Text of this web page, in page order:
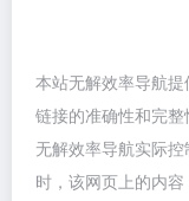
本站无解效率导航
链接的准确性和完
无解效率导航实际
时，该网页上的内